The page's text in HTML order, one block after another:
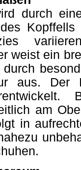
durch
weist ein
aus.
am
in